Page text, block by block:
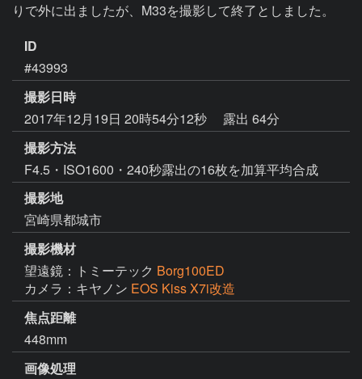
りで外に出ましたが、M33を撮影して終了としました。
ID
#43993
撮影日時
2017年12月19日 20時54分12秒
露出 64分
撮影方法
F4.5・ISO1600・240秒露出の16枚を加算平均合成
撮影地
宮崎県都城市
撮影機材
望遠鏡：トミーテック Borg100ED
カメラ：キヤノン EOS Kiss X7i改造
焦点距離
448mm
画像処理